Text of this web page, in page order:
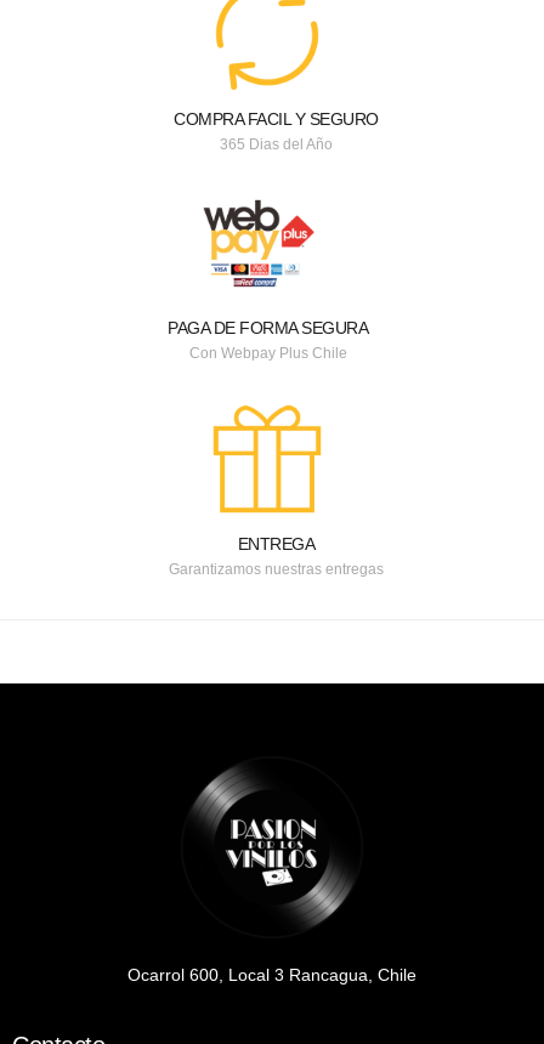
COMPRA FACIL Y SEGURO
365 Dias del Año
PAGA DE FORMA SEGURA
Con Webpay Plus Chile
ENTREGA
Garantizamos nuestras entregas
Ocarrol 600, Local 3 Rancagua, Chile